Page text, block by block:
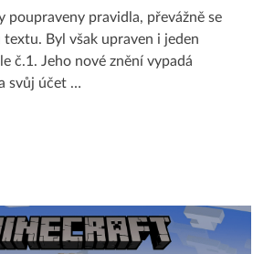
poupraveny pravidla, převážně se
Byl však upraven i jeden
č.1. Jeho nové znění vypadá
svůj účet …